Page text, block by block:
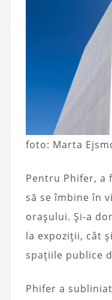
foto: Marta
Pentru Phifer, a
să se îmbine în
orașului. Și-a
la expoziții, cât
spațiile publice
Phifer a